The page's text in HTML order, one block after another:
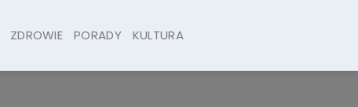
ZDROWIE PORADY KULTURA